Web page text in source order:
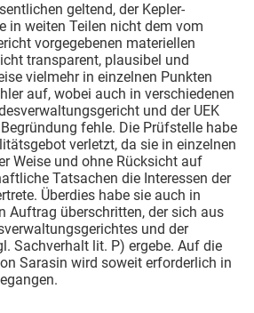
geltend, der Kepler-
in weiten Teilen nicht dem vom
vorgegebenen materiellen
trans­parent, plausibel und
vielmehr in einzelnen Punkten
auf, wobei auch in verschiedenen
und der UEK
fehle. Die Prüfstelle habe
verletzt, da sie in einzelnen
Weise und ohne Rücksicht auf
Tatsachen die Interessen der
Überdies habe sie auch in
Auftrag überschritten, der sich aus
und der
Sachverhalt lit. P) ergebe. Auf die
Sarasin wird soweit erforderlich in